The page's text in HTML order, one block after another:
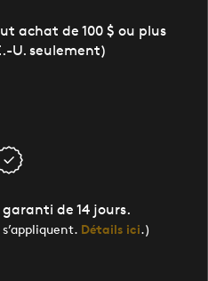
achat de 100 $ ou plus
U. seulement)
de 14 jours.
Détails ici.)